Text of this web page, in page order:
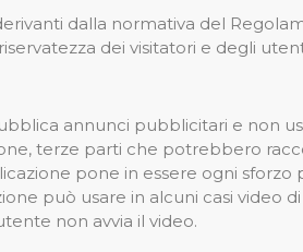
dalla normativa del
dei visitatori e degli
annunci pubblicitari e non
terze parti che potrebbero
pone in essere ogni
può usare in alcuni casi video
non avvia il video.